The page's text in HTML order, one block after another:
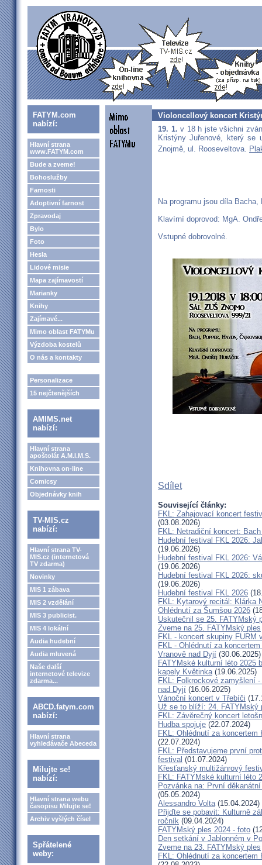
FATYM.com
nabízí:
Hlavní strana
www.FATYM.com
Bude a zveme!
Bohoslužby
Farnosti
Adoptivní farnost
Zpravodaj
Bylo
Foto
Hesla
Lidové misie
Mapa zajímavostí
Marianky
Knihy
Zajímavé...
Mimo oblast FATYMu
Výzdoba kostelů
O nás a kontakty
Personalizace
15 nejčtenějších
AMIMS.net
nabízí:
Hlavní strana
apoštolát A.M.I.M.S.
Knihovna on-line
Comicsy
Objednávky knih
TV-MIS.cz
nabízí:
Hlavní strana TV-
MIS.cz (internetová
TV zdarma)
Novinky
MIS 1 zábava
MIS 2 vzdělání
MIS 3 publicist.
MIS 4 lokální
Audia hudební
Audia mluvená
Naše další
internetové televize
zdarma...
ABCD.fatym.com
nabízí:
Hlavní strana
vyhledávače Abeceda
Milujte se!
nabízí:
Hlavní strana webu
časopisu Milujte se!
Archiv vyšlých čísel
Spřátelené
weby:
Violoncellový koncert
19. 1. v 18 h jste všichni
Kristýny Juřenové, který se
Znojmě, ul. Rooseveltova.
Na programu jsou díla
Klavírní doprovod: MgA.
Vstupné dobrovolné.
Sdílet
Související články:
FKL: Zahajovací koncert
(03.08.2026)
FKL: Netradiční koncert:
Hudební festival FKL 2026:
(19.06.2026)
Hudební festival FKL 2026:
(19.06.2026)
Hudební festival FKL 2026:
(19.06.2026)
Hudební festival FKL 2026
FKL: Kytarový recitál: Klárka
Ohlédnutí za Šumšou 2026
Uskutečnil se 25. FATYMský
Zveme na 25. FATYMský ples
FKL - koncert skupiny FURM
FKL - Ohlédnutí za
Vranově nad Dyjí (30.06.2025)
FATYMské kulturní léto 2025
kapely Květinka(19.06.2025)
FKL: Folkrockové zamyšlení
nad Dyjí (16.06.2025)
Vánoční koncert v Třebíči
Už se to blíží: 24. FATYMský
FKL: Závěrečný koncert
Hudba spojuje (22.07.2024)
FKL: Ohlédnutí za
(22.07.2024)
FKL: Představujeme první
festival (01.07.2024)
Křesťanský multižánrový
FKL: FATYMské kulturní léto
Pozvánka na: První
(05.05.2024)
Alessandro Volta(15.04.2024)
Přijďte se pobavit: Kulturně
ročník (09.04.2024)
FATYMský ples 2024 - foto
Den setkání v Jablonném v
Zveme na 23. FATYMský ples
FKL: Ohlédnutí za